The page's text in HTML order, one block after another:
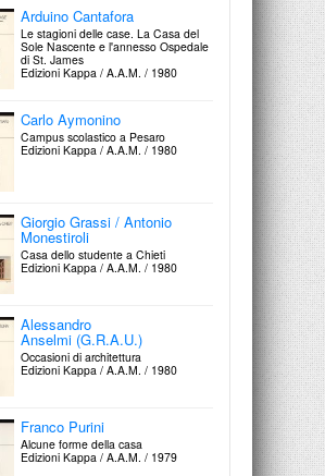
Magma Editrice / 1976
Costantino Dardi
Magma Editrice / 1976
Arduino Cantafora
Le stagioni delle case. La Casa del
Sole Nascente e l'annesso Ospedale
di St. James
Edizioni Kappa / A.A.M. / 1980
Carlo Aymonino
Campus scolastico a Pesaro
Edizioni Kappa / A.A.M. / 1980
Giorgio Grassi / Antonio
Monestiroli
Casa dello studente a Chieti
Edizioni Kappa / A.A.M. / 1980
Alessandro
Anselmi (G.R.A.U.)
Occasioni di architettura
Edizioni Kappa / A.A.M. / 1980
Franco Purini
Alcune forme della casa
Edizioni Kappa / A.A.M. / 1979